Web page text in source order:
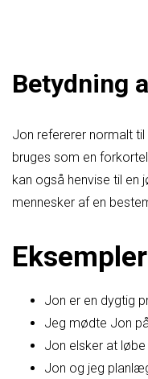
Betydning
Jon refererer normalt
bruges som en
kan også henvise til en
mennesker af en
Jon er en dygtig
Jeg mødte Jon
Jon elsker at
Jon og jeg